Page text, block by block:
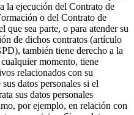
la ejecución del Contrato de
o del Contrato de
que sea parte, o para atender su
de dichos contratos (artículo
también tiene derecho a la
momento, tiene
relacionados con su
datos personales si el
sus datos personales
por ejemplo, en relación con